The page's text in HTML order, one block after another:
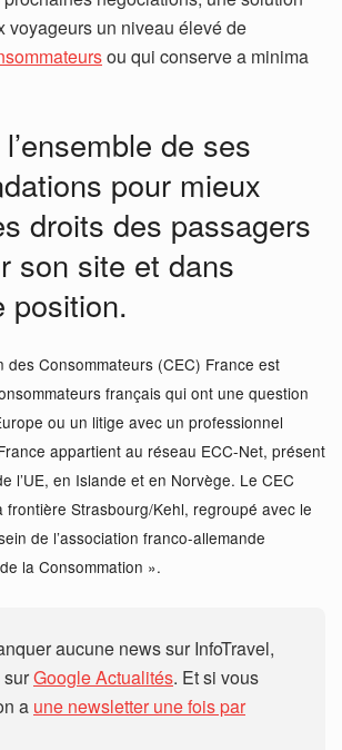
voyageurs un niveau élevé de
ou qui conserve a minima
de ses
pour mieux
droits des passagers
son site et dans
position.
des Consommateurs (CEC) France est
français qui ont une question
ou un litige avec un professionnel
appartient au réseau ECC-Net, présent
l’UE, en Islande et en Norvège. Le CEC
frontière Strasbourg/Kehl, regroupé avec le
de l’association franco-allemande
la Consommation ».
aucune news sur InfoTravel,
surGoogle Actualités. Et si vous
a une newsletter une fois par